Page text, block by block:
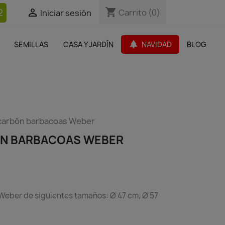
 Iniciar sesión shopping_cart Carrito (0)
 Iniciar sesión shopping_cart Carrito (0)
SEMILLAS CASA Y JARDÍN park NAVIDAD BLOG
Jardín
barbacoas Weber
BARBACOAS WEBER
de siguientes tamaños: Ø 47 cm, Ø 57